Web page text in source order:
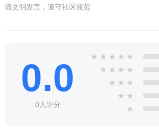
- 骷髅怪物时玩家感动，唤醒
- 一个巨大的岩石陷阱，当玩家激活
请文明发言，遵守社区规范
0.0
0人评分
★ ★ ★ ★ ★
★ ★ ★ ★
★ ★ ★
★ ★
★